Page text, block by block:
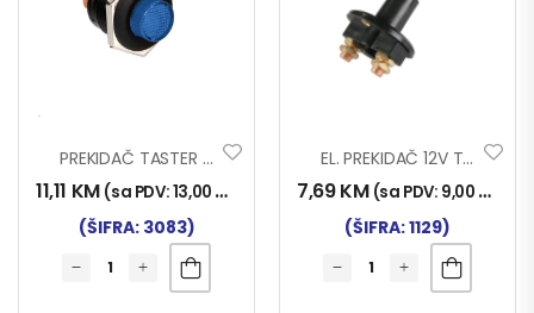
PREKIDAČ TASTER LED PLAVI
11,11 KM (sa PDV:13,00 KM
(ŠIFRA: 3083)
EL. PREKIDAČ 12V TR.
7,69KM (sa PDV: 9,00 KM
(ŠIFRA: 1129)